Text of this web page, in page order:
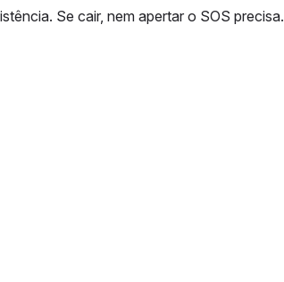
Se cair, nem apertar o SOS precisa.